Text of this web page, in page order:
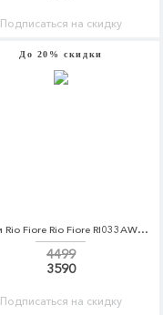
Подписаться на скидку
До 20% скидки
Дутики Rio Fiore Rio Fiore RI033AWCPFI8
4499
3590
Подписаться на скидку